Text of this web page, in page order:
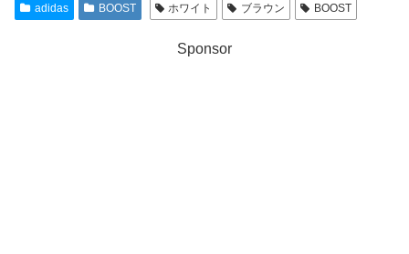
adidas BOOST ホワイト ブラウン BOOST
Sponsor